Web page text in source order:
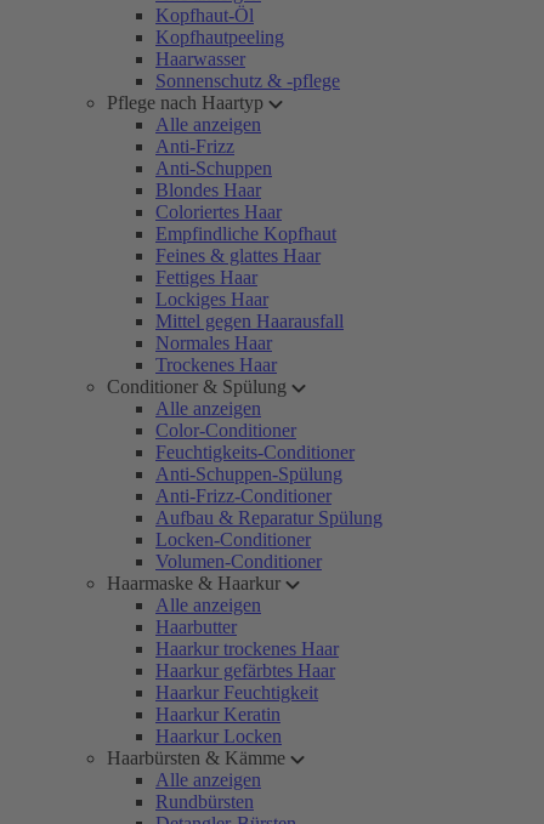
Kopfhaut-Öl
Kopfhautpeeling
Haarwasser
Sonnenschutz & -pflege
Pflege nach Haartyp
Alle anzeigen
Anti-Frizz
Anti-Schuppen
Blondes Haar
Coloriertes Haar
Empfindliche Kopfhaut
Feines & glattes Haar
Fettiges Haar
Lockiges Haar
Mittel gegen Haarausfall
Normales Haar
Trockenes Haar
Conditioner & Spülung
Alle anzeigen
Color-Conditioner
Feuchtigkeits-Conditioner
Anti-Schuppen-Spülung
Anti-Frizz-Conditioner
Aufbau & Reparatur Spülung
Locken-Conditioner
Volumen-Conditioner
Haarmaske & Haarkur
Alle anzeigen
Haarbutter
Haarkur trockenes Haar
Haarkur gefärbtes Haar
Haarkur Feuchtigkeit
Haarkur Keratin
Haarkur Locken
Haarbürsten & Kämme
Alle anzeigen
Rundbürsten